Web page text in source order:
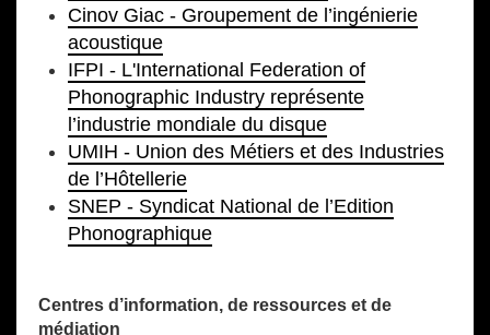
Cinov Giac - Groupement de l’ingénierie
acoustique
IFPI - L'International Federation of
Phonographic Industry représente
l’industrie mondiale du disque
UMIH - Union des Métiers et des Industries
de l’Hôtellerie
SNEP - Syndicat National de l’Edition
Phonographique
Centres d’information, de ressources et de
médiation